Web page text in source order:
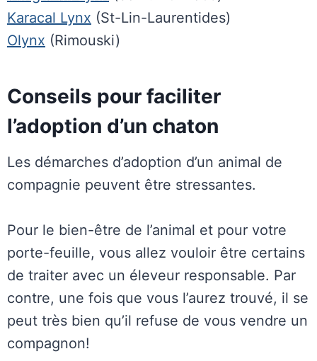
Karacal Lynx (St-Lin-Laurentides)
Olynx (Rimouski)
Conseils pour faciliter
l’adoption d’un chaton
Les démarches d’adoption d’un animal de
compagnie peuvent être stressantes.
Pour le bien-être de l’animal et pour votre
porte-feuille, vous allez vouloir être certains
de traiter avec un éleveur responsable. Par
contre, une fois que vous l’aurez trouvé, il se
peut très bien qu’il refuse de vous vendre un
compagnon!